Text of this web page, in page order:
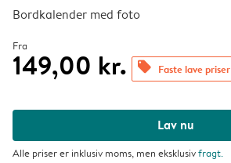
Bordkalender med foto
Fra
149,00 kr. offers Faste lave priser
Lav nu
Alle priser er inklusiv moms, men eksklusivfragt.